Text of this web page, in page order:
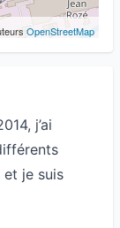
OpenStreetMap
j’ai
et je suis